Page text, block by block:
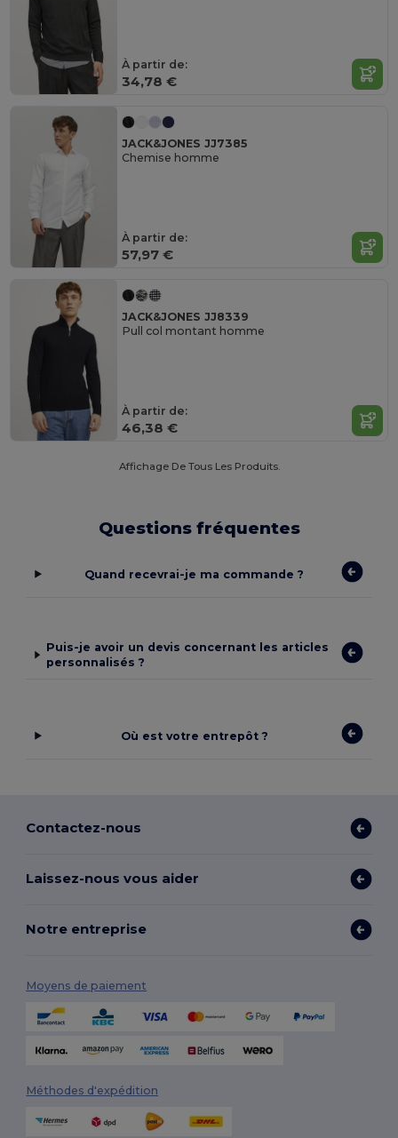
À partir de:
34,78 €
JACK&JONES JJ7385
Chemise homme
À partir de:
57,97 €
JACK&JONES JJ8339
Pull col montant homme
À partir de:
46,38 €
Affichage De Tous Les Produits.
Questions fréquentes
Quand recevrai-je ma commande ?
Puis-je avoir un devis concernant les articles
personnalisés ?
Où est votre entrepôt ?
Contactez-nous
Laissez-nous vous aider
Notre entreprise
Moyens de paiement
Méthodes d'expédition